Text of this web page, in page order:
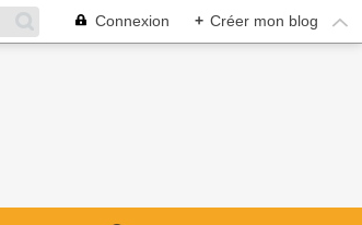
Connexion + Créer mon blog